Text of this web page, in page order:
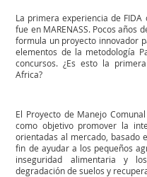
La primera experiencia de
fue en MARENASS. Pocos años
formula un proyecto innovador
elementos de la metodología
concursos. ¿Es esto la
Africa?
El Proyecto de Manejo
como objetivo promover la
orientadas al mercado, basado
fin de ayudar a los pequeños
inseguridad alimentaria y
degradación de suelos y